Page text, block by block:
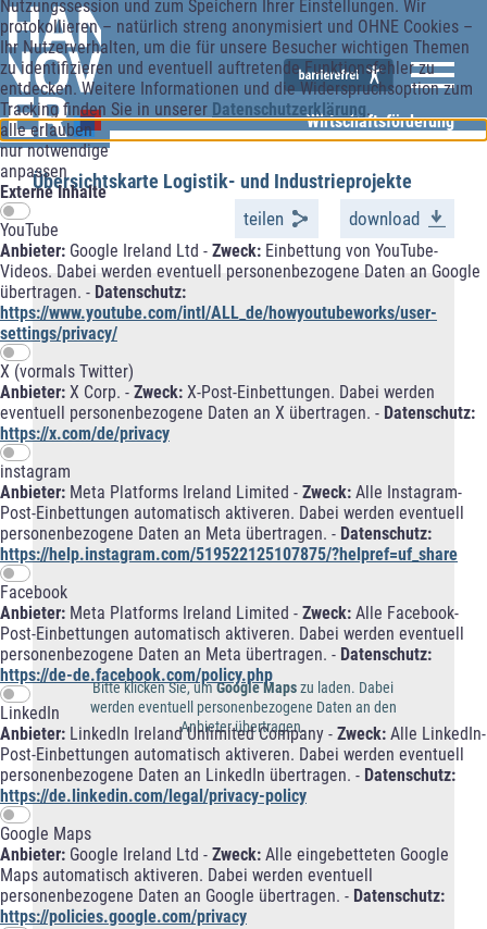
Nutzungssession und zum Speichern Ihrer Einstellungen. Wir
protokollieren – natürlich streng anonymisiert und OHNE Cookies –
Ihr Nutzerverhalten, um die für unsere Besucher wichtigen Themen
zu identifizieren und eventuell auftretende Funktionsfehler zu
entdecken. Weitere Informationen und die Widerspruchsoption zum
Tracking finden Sie in unserer Datenschutzerklärung.
alle erlauben
nur notwendige
anpassen
Externe Inhalte
YouTube
Anbieter: Google Ireland Ltd - Zweck: Einbettung von YouTube-
Videos. Dabei werden eventuell personenbezogene Daten an Google
übertragen. - Datenschutz:
https://www.youtube.com/intl/ALL_de/howyoutubeworks/user-
settings/privacy/
X (vormals Twitter)
Anbieter: X Corp. - Zweck: X-Post-Einbettungen. Dabei werden
eventuell personenbezogene Daten an X übertragen. - Datenschutz:
https://x.com/de/privacy
instagram
Anbieter: Meta Platforms Ireland Limited - Zweck: Alle Instagram-
Post-Einbettungen automatisch aktiveren. Dabei werden eventuell
personenbezogene Daten an Meta übertragen. - Datenschutz:
https://help.instagram.com/519522125107875/?helpref=uf_share
Facebook
Anbieter: Meta Platforms Ireland Limited - Zweck: Alle Facebook-
Post-Einbettungen automatisch aktiveren. Dabei werden eventuell
personenbezogene Daten an Meta übertragen. - Datenschutz:
https://de-de.facebook.com/policy.php
LinkedIn
Anbieter: LinkedIn Ireland Unlimited Company - Zweck: Alle LinkedIn-
Post-Einbettungen automatisch aktiveren. Dabei werden eventuell
personenbezogene Daten an LinkedIn übertragen. - Datenschutz:
https://de.linkedin.com/legal/privacy-policy
Google Maps
Anbieter: Google Ireland Ltd - Zweck: Alle eingebetteten Google
Maps automatisch aktiveren. Dabei werden eventuell
personenbezogene Daten an Google übertragen. - Datenschutz:
https://policies.google.com/privacy
Wirtschaftsförderung
Übersichtskarte Logistik- und Industrieprojekte
teilen download
Bitte klicken Sie, umGoogle Mapszu laden. Dabei
werden eventuell personenbezogene Daten an den
Anbieter übertragen.